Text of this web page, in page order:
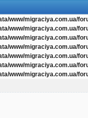
www/migraciya.com.ua/
www/migraciya.com.ua/
www/migraciya.com.ua/
www/migraciya.com.ua/
www/migraciya.com.ua/
www/migraciya.com.ua/
www/migraciya.com.ua/